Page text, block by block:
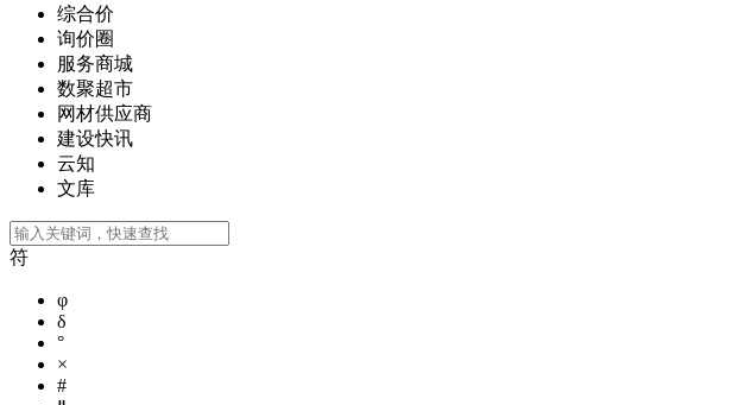
综合价
询价圈
服务商城
数聚超市
网材供应商
建设快讯
云知
文库
符
φ
δ
°
×
#